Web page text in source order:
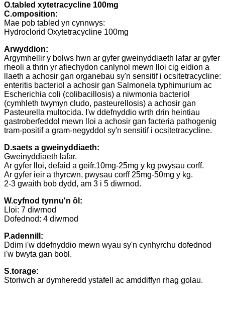
O.tabled xytetracycline 100mg
C.omposition:
Mae pob tabled yn cynnwys:
Hydroclorid Oxytetracycline 100mg
Arwyddion:
Argymhellir y bolws hwn ar gyfer gweinyddiaeth lafar ar gyfer
rheoli a thrin yr afiechydon canlynol mewn lloi cig eidion a
llaeth a achosir gan organebau sy'n sensitif i ocsitetracycline:
enteritis bacteriol a achosir gan Salmonela typhimurium ac
Escherichia coli (colibacillosis) a niwmonia bacteriol
(cymhleth twymyn cludo, pasteurellosis) a achosir gan
Pasteurella multocida. I'w ddefnyddio wrth drin heintiau
gastroberfeddol mewn lloi a achosir gan facteria pathogenig
tram-positif a gram-negyddol sy'n sensitif i ocsitetracycline.
D.saets a gweinyddiaeth:
Gweinyddiaeth lafar.
Ar gyfer lloi, defaid a geifr.10mg-25mg y kg pwysau corff.
Ar gyfer ieir a thyrcwn, pwysau corff 25mg-50mg y kg.
2-3 gwaith bob dydd, am 3 i 5 diwrnod.
W.cyfnod tynnu'n ôl:
Lloi: 7 diwrnod
Dofednod: 4 diwrnod
P.adennill:
Ddim i'w ddefnyddio mewn wyau sy'n cynhyrchu dofednod
i'w bwyta gan bobl.
S.torage:
Storiwch ar dymheredd ystafell ac amddiffyn rhag golau.